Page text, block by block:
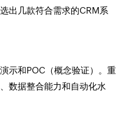
出几款符合需求的CRM系
示和POC（概念验证）。重
数据整合能力和自动化水